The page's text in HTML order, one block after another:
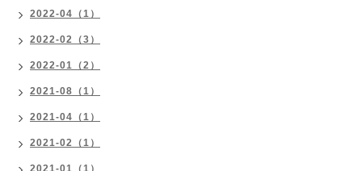
2022-04（1）
2022-02（3）
2022-01（2）
2021-08（1）
2021-04（1）
2021-02（1）
2021-01（1）